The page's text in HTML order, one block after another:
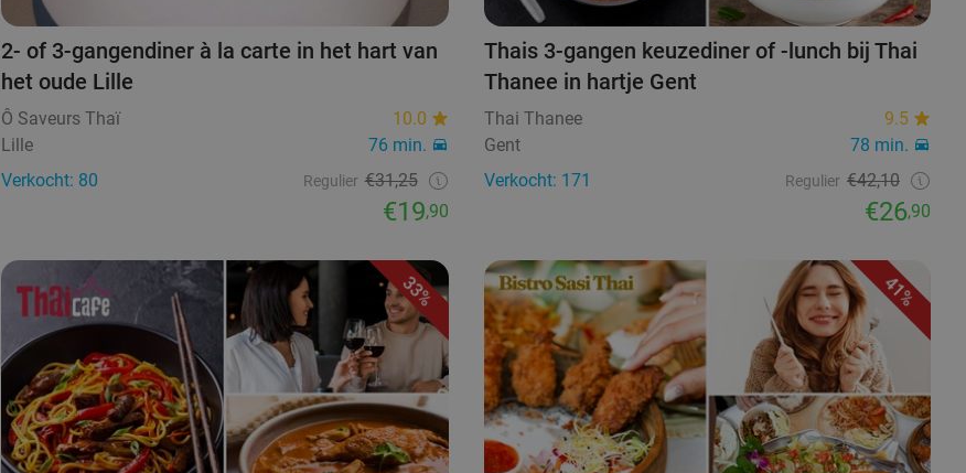
2- of 3-gangendiner à la carte in het hart van
het oude Lille
Ô Saveurs Thaï
10.0
Lille
76 min.
Verkocht: 80
Regulier €31,25
€19,90
Thais 3-gangen keuzediner of -lunch bij Thai
Thanee in hartje Gent
Thai Thanee
9.5
Gent
78 min.
Verkocht: 171
Regulier €42,10
€26,90
33% 41%